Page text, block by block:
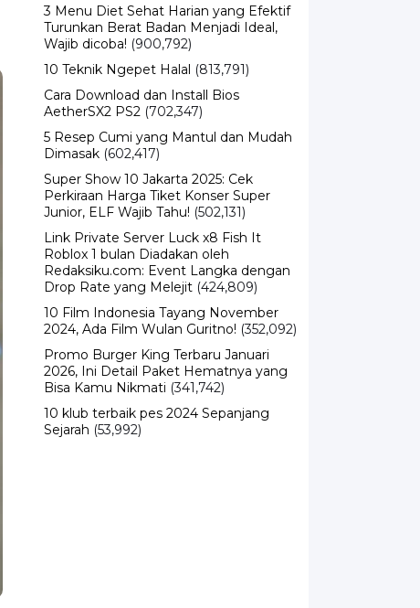
3 Menu Diet Sehat Harian yang Efektif
Turunkan Berat Badan Menjadi Ideal,
Wajib dicoba! (900,792)
10 Teknik Ngepet Halal (813,791)
Cara Download dan Install Bios
AetherSX2 PS2 (702,347)
5 Resep Cumi yang Mantul dan Mudah
Dimasak (602,417)
Super Show 10 Jakarta 2025: Cek
Perkiraan Harga Tiket Konser Super
Junior, ELF Wajib Tahu! (502,131)
Link Private Server Luck x8 Fish It
Roblox 1 bulan Diadakan oleh
Redaksiku.com: Event Langka dengan
Drop Rate yang Melejit (424,809)
10 Film Indonesia Tayang November
2024, Ada Film Wulan Guritno! (352,092)
Promo Burger King Terbaru Januari
2026, Ini Detail Paket Hematnya yang
Bisa Kamu Nikmati (341,742)
10 klub terbaik pes 2024 Sepanjang
Sejarah (53,992)